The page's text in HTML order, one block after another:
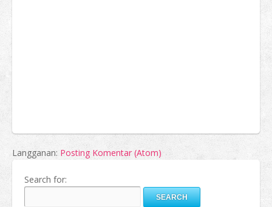
Langganan: Posting Komentar (Atom)
Search for: